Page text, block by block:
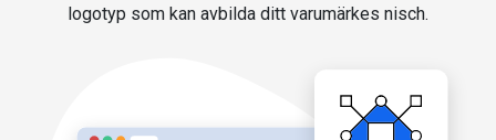
logotyp som kan avbilda ditt varumärkes nisch.